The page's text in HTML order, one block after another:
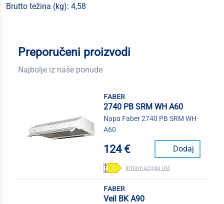
Brutto težina (kg): 4,58
Preporučeni proizvodi
Najbolje iz naše ponude
faber
2740 PB SRM WH A60
Napa Faber 2740 PB SRM WH
A60
124 € Dodaj
Informacijski list
faber
Veil BK A90